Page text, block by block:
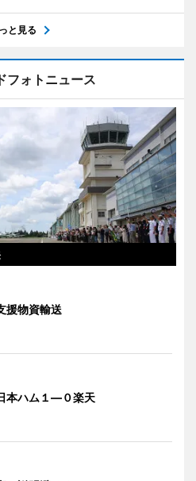
と見る
フォトニュース
援物資輸送
本ハム１―０楽天